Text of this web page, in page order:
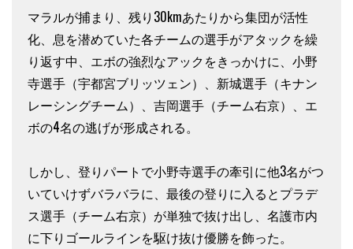
マラルが捕まり、残り30kmあたりから集団が活性
化、息を潜めていた各チームの選手がアタックを繰
り返す中、エボの強烈なアックをきっかけに、小野
寺選手（宇都宮ブリッツェン）、新城選手（キナン
レーシングチーム）、吉岡選手（チーム右京）、エ
ボの4名の逃げが形成される。
しかし、登りパートで小野寺選手の牽引に他3名がつ
いていけずバラバラに、最後の登りに入るとプラデ
ス選手（チーム右京）が単独で抜け出し、名護市内
に下りゴールラインを駆け抜け優勝を飾った。